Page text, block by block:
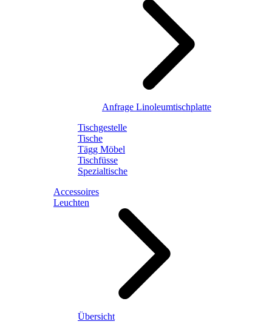
Anfrage Linoleumtischplatte
Tischgestelle
Tische
Tägg Möbel
Tischfüsse
Spezialtische
Accessoires
Leuchten
Übersicht